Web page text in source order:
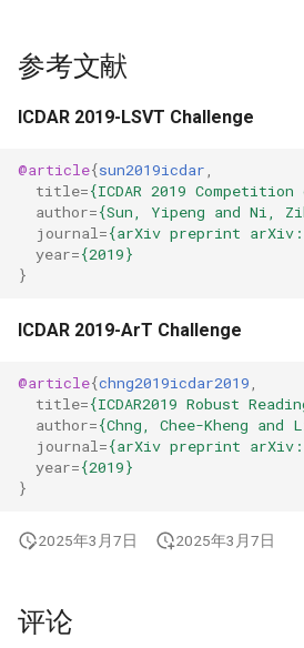
参考文献
ICDAR 2019-LSVT Challenge
@article{sun2019icdar,
title={ICDAR 2019
author={Sun, Yipeng and Ni,
journal={arXiv preprint
year={2019}
}
ICDAR 2019-ArT Challenge
@article{chng2019icdar2019,
title={ICDAR2019 Robust
author={Chng, Chee-Kheng
journal={arXiv preprint
year={2019}
}
2025年3月7日 2025年3月7日
评论